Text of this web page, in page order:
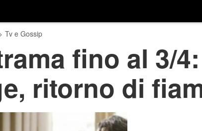
Tv e Gossip
fino al 3/
ritorno di